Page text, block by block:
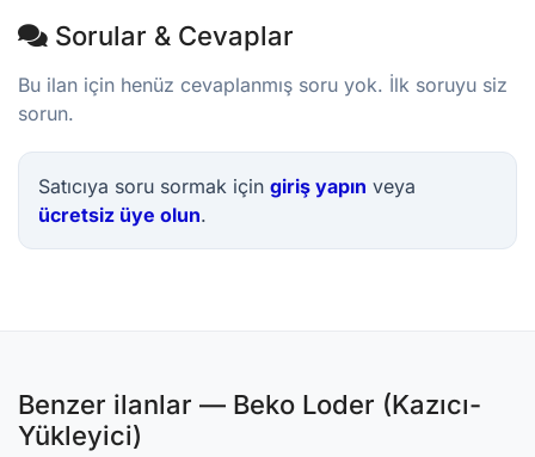
Sorular & Cevaplar
Bu ilan için henüz cevaplanmış soru yok. İlk soruyu siz
sorun.
Satıcıya soru sormak için giriş yapın veya
ücretsiz üye olun.
Benzer ilanlar — Beko Loder (Kazıcı-
Yükleyici)